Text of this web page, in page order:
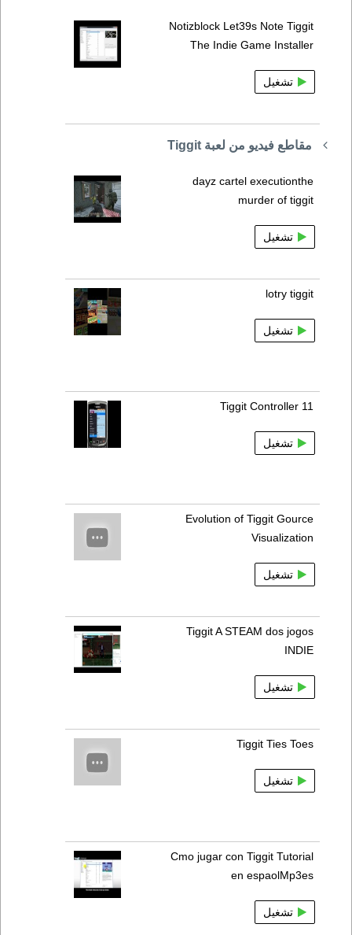
Notizblock Let39s Note Tiggit
The Indie Game Installer
تشغيل
مقاطع فيديو من لعبة Tiggit
dayz cartel executionthe
murder of tiggit
تشغيل
lotry tiggit
تشغيل
Tiggit Controller 11
تشغيل
Evolution of Tiggit Gource
Visualization
تشغيل
Tiggit A STEAM dos jogos
INDIE
تشغيل
Tiggit Ties Toes
تشغيل
Cmo jugar con Tiggit Tutorial
en espaolMp3es
تشغيل